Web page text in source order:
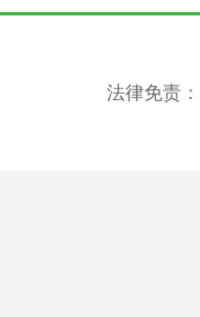
法律免责